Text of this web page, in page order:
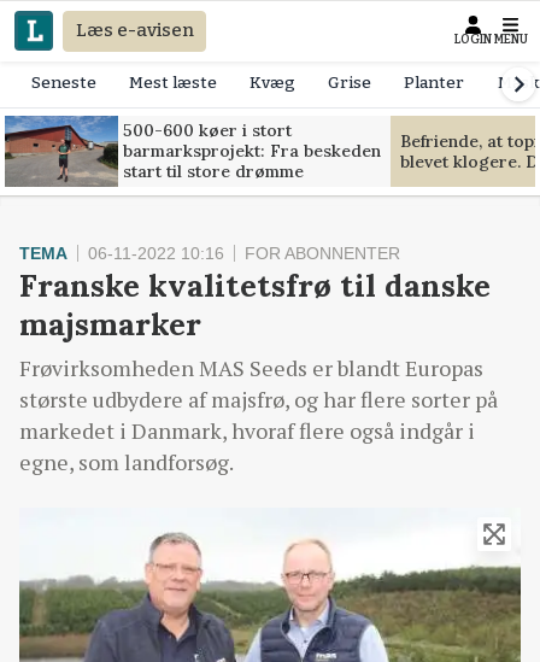
Læs e-avisen LOGIN MENU
Seneste Mest læste Kvæg Grise Planter
500-600 køer i stort
barmarksprojekt: Fra beskeden
start til store drømme
Befriende, at
blevet klogere.
TEMA 06-11-2022 10:16 FOR ABONNENTER
Franske kvalitetsfrø til danske
majsmarker
Frøvirksomheden MAS Seeds er blandt Europas
største udbydere af majsfrø, og har flere sorter på
markedet i Danmark, hvoraf flere også indgår i
egne, som landforsøg.